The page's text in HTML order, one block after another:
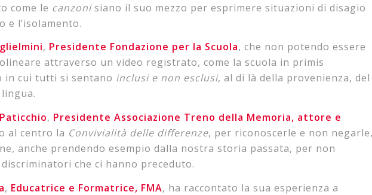
come le canzonisiano il suo mezzo per esprimere situazioni di disagio
e l’isolamento.
, Presidente Fondazione per la Scuola, che non potendo essere
attraverso un video registrato, come la scuola in primis
in cui tutti si sentano inclusi e non esclusi, al di là della provenienza, del
Paticchio, Presidente Associazione Treno della Memoria, attore e
al centro la Convivialità delle differenze, per riconoscerle e non
anche prendendo esempio dalla nostra storia passata, per non
che ci hanno preceduto.
, Educatrice e Formatrice, FMA, ha raccontato la sua esperienza a